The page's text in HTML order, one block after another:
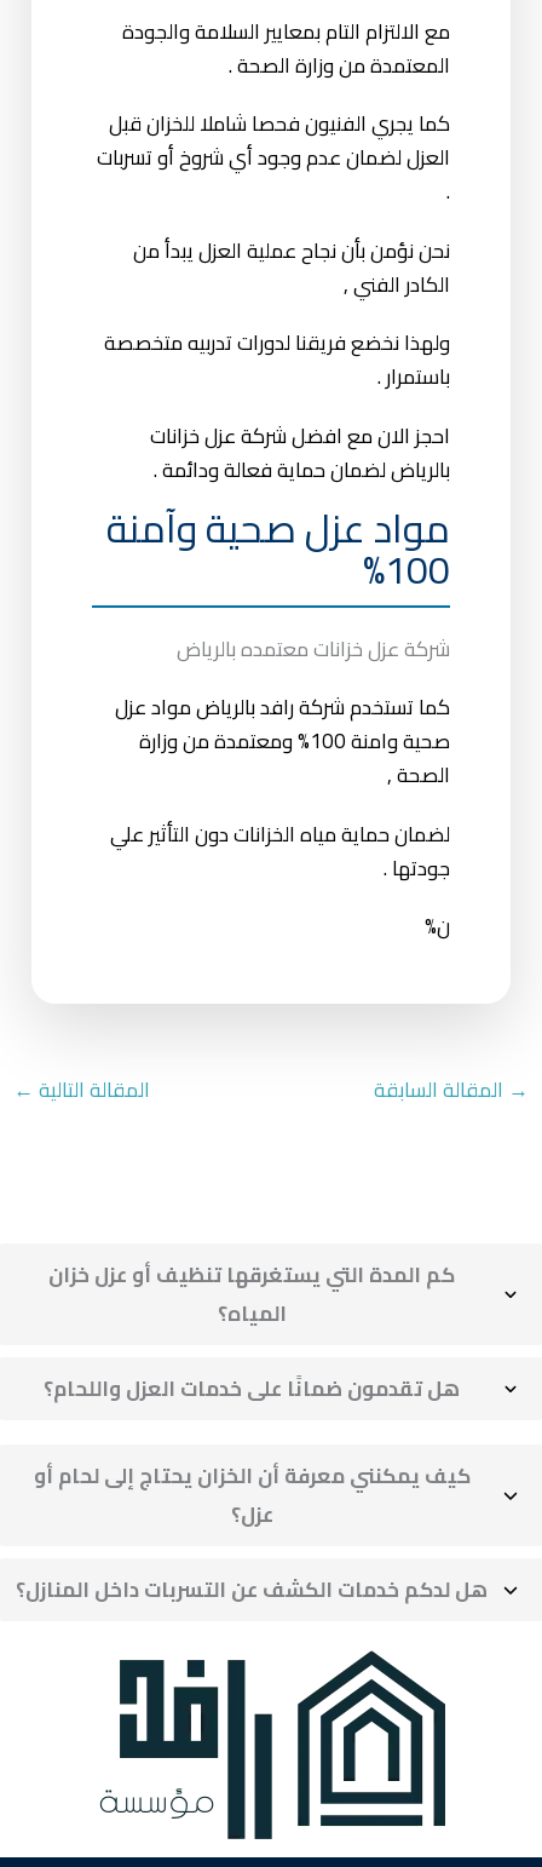
مع الالتزام التام بمعايير السلامة والجودة
المعتمدة من وزارة الصحة .
كما يجري الفنيون فحصا شاملا للخزان قبل
العزل لضمان عدم وجود أي شروخ أو تسربات
.
نحن نؤمن بأن نجاح عملية العزل يبدأ من
الكادر الفني ,
ولهذا نخضع فريقنا لدورات تدربيه متخصصة
باستمرار .
احجز الان مع افضل شركة عزل خزانات
بالرياض لضمان حماية فعالة ودائمة .
مواد عزل صحية وآمنة
100%
شركة عزل خزانات معتمده بالرياض
كما تستخدم شركة رافد بالرياض مواد عزل
صحية وامنة 100% ومعتمدة من وزارة
الصحة ,
لضمان حماية مياه الخزانات دون التأثير علي
جودتها .
ن%
→ المقالة السابقة المقالة التالية ←
كم المدة التي يستغرقها تنظيف أو عزل خزان
المياه؟
هل تقدمون ضمانًا على خدمات العزل واللحام؟
كيف يمكنني معرفة أن الخزان يحتاج إلى لحام أو
عزل؟
هل لدكم خدمات الكشف عن التسربات داخل المنازل؟